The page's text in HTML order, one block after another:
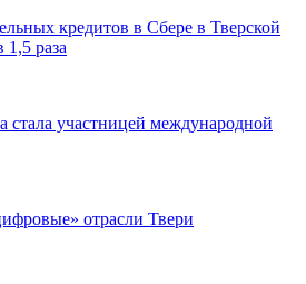
кредитов в Сбере в Тверской
1,5 раза
стала участницей международной
отрасли Твери